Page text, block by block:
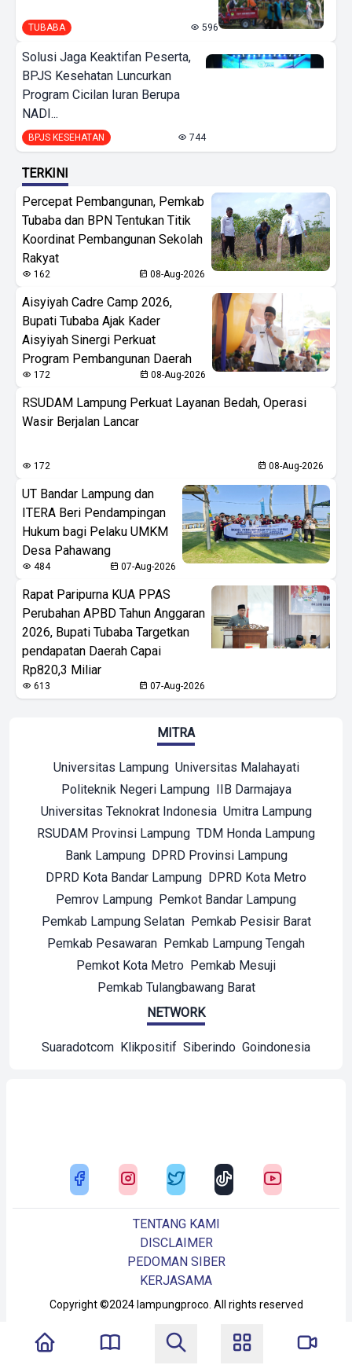
TUBABA 596
Solusi Jaga Keaktifan Peserta,
BPJS Kesehatan Luncurkan
Program Cicilan Iuran Berupa
NADI...
BPJS KESEHATAN 744
TERKINI
Percepat Pembangunan, Pemkab
Tubaba dan BPN Tentukan Titik
Koordinat Pembangunan Sekolah
Rakyat
162 08-Aug-2026
Aisyiyah Cadre Camp 2026,
Bupati Tubaba Ajak Kader
Aisyiyah Sinergi Perkuat
Program Pembangunan Daerah
172 08-Aug-2026
RSUDAM Lampung Perkuat Layanan Bedah, Operasi
Wasir Berjalan Lancar
172 08-Aug-2026
UT Bandar Lampung dan
ITERA Beri Pendampingan
Hukum bagi Pelaku UMKM
Desa Pahawang
484 07-Aug-2026
Rapat Paripurna KUA PPAS
Perubahan APBD Tahun Anggaran
2026, Bupati Tubaba Targetkan
pendapatan Daerah Capai
Rp820,3 Miliar
613 07-Aug-2026
MITRA
Universitas Lampung Universitas Malahayati
Politeknik Negeri Lampung
IIB Darmajaya
Universitas Teknokrat Indonesia Umitra Lampung
RSUDAM Provinsi Lampung TDM Honda Lampung
Bank Lampung
DPRD Provinsi Lampung
DPRD Kota Bandar Lampung DPRD Kota Metro
Pemrov Lampung Pemkot Bandar Lampung
Pemkab Lampung Selatan
Pemkab Pesisir Barat
Pemkab Pesawaran Pemkab Lampung Tengah
Pemkot Kota Metro Pemkab Mesuji
Pemkab Tulangbawang Barat
NETWORK
Suaradotcom Klikpositif Siberindo Goindonesia
Copyright ©2024 lampungproco. All rights reserved
TENTANG KAMI
DISCLAIMER
PEDOMAN SIBER
KERJASAMA